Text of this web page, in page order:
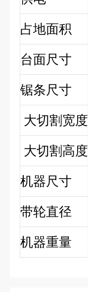
占地面积
台面尺寸
锯条尺寸
大切割宽度
大切割高度
机器尺寸
带轮直径
机器重量